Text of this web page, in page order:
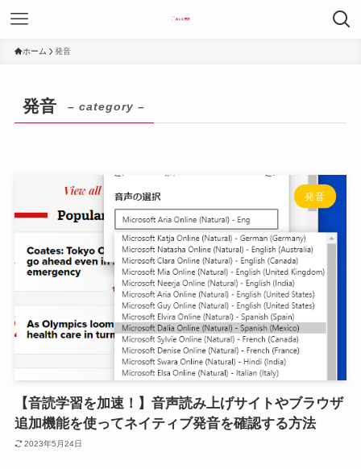
ホーム 発音
発音 – category –
発音
【音読学習を加速！】音声読み上げサイトやブラウザ
追加機能を使ってネイティブ発音を確認する方法
2023年5月24日